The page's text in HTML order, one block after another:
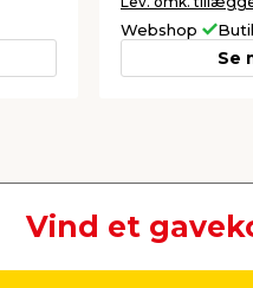
Webshop
Se
Vind et